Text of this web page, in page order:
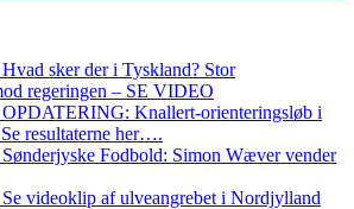
Hvad sker der i Tyskland? Stor
regeringen – SE VIDEO
OPDATERING: Knallert-orienteringsløb i
resultaterne her….
Sønderjyske Fodbold: Simon Wæver vender
Se videoklip af ulveangrebet i Nordjylland